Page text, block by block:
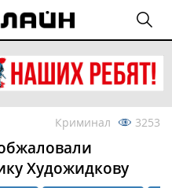
Криминал 3253
Художидкову